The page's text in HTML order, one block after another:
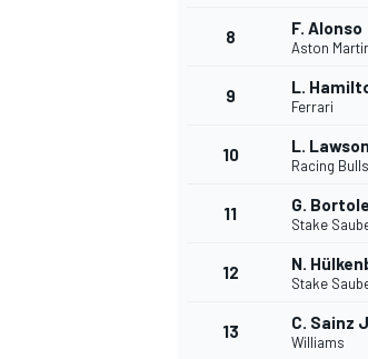
8 F. Alonso
Aston
9 L.
Ferrari
10 L. Lawson
Racing Bulls
11 G.
Stake
12 N.
Stake
13 C. Sainz
Williams